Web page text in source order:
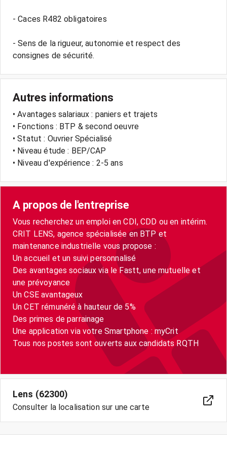
- Caces R482 obligatoires
- Sens de la rigueur, autonomie et respect des
consignes de sécurité.
Autres informations
• Avantages salariaux : paniers et trajets
• Fonctions : BTP & second oeuvre
• Statut : Ouvrier Spécialisé
• Niveau étude : BEP/CAP
• Niveau d'expérience : 2-5 ans
A propos de l'entreprise
Vous recherchez un emploi en CDI, CDD ou en intérim.
CRIT LENS, agence spécialisée en BTP et
maintenance industrielle vous propose :
Un accueil et un suivi personnalisé
Des avantages sociaux via le Fastt, une mutuelle et
une prévoyance
Un CSE avantageux
Un CET rémunéré à hauteur de 5%
Des primes de parrainage
Une application via votre Smartphone : myCrit
Tous nos postes sont ouverts aux candidats RQTH
Lens (62300)
Consulter la localisation sur une carte